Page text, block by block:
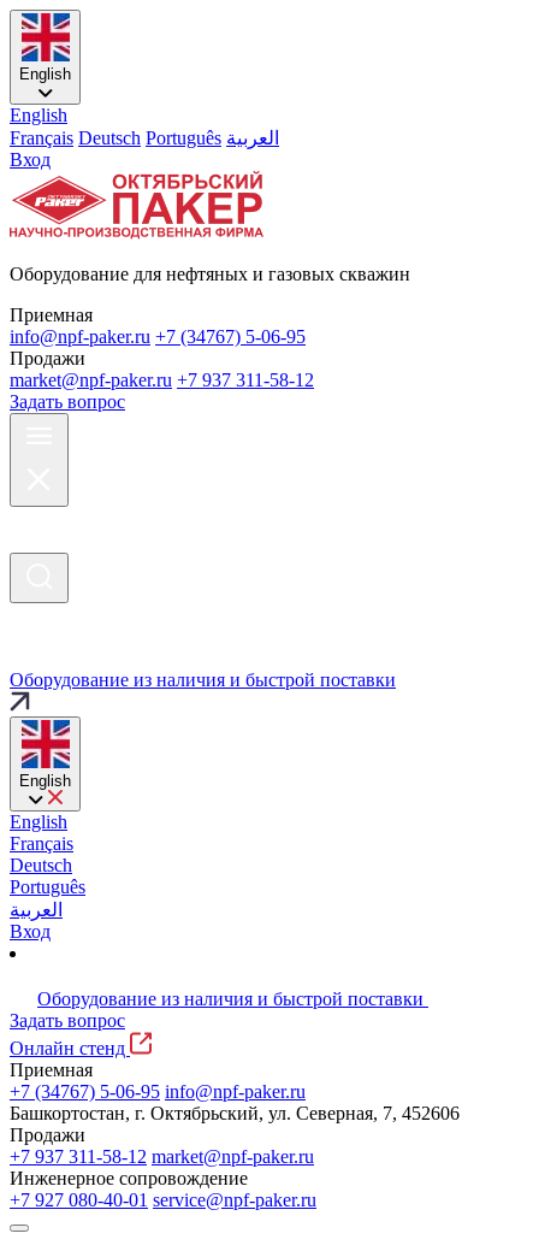
English
English
Français Deutsch Português العربية
Вход
Оборудование для нефтяных и газовых скважин
Приемная
info@npf-paker.ru +7 (34767) 5-06-95
Продажи
market@npf-paker.ru +7 937 311-58-12
Задать вопрос
Оборудование из наличия и быстрой поставки
English
English
Français
Deutsch
Português
العربية
Вход
Оборудование из наличия и быстрой поставки
Задать вопрос
Онлайн стенд
Приемная
+7 (34767) 5-06-95 info@npf-paker.ru
Башкортостан, г. Октябрьский, ул. Северная, 7, 452606
Продажи
+7 937 311-58-12 market@npf-paker.ru
Инженерное сопровождение
+7 927 080-40-01 service@npf-paker.ru